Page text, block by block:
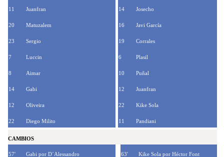
11 Juanfran
20 Matuzalem
23 Sergio
7 Luccin
8 Aimar
14 Gabi
12 Oliveira
22 Diego Milito
14 Josecho
16 Javi García
19 Corrales
6 Plasil
10 Puñal
12 Juanfran
22 Kike Sola
11 Pandiani
CAMBIOS
57' Gabi por D´Alessandro 63' Kike Sola por Héctor Font